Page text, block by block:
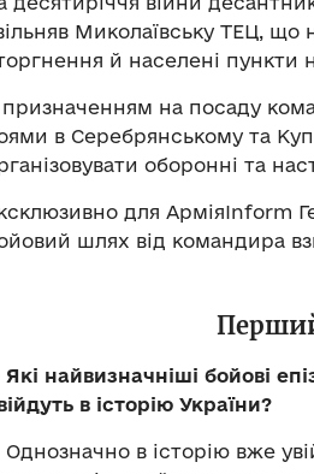
Миколаївську ТЕЦ,
й населені пункти
на посаду
в Серебрянському та
оборонні та
для АрміяInform
шлях від командира
Які найвизначніші бойові
в історію України?
в історію вже